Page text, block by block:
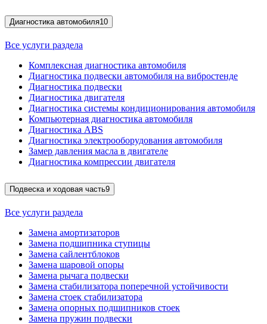
Диагностика автомобиля10
Все услуги раздела
Комплексная диагностика автомобиля
Диагностика подвески автомобиля на вибростенде
Диагностика подвески
Диагностика двигателя
Диагностика системы кондиционирования автомобиля
Компьютерная диагностика автомобиля
Диагностика ABS
Диагностика электрооборудования автомобиля
Замер давления масла в двигателе
Диагностика компрессии двигателя
Подвеска и ходовая часть9
Все услуги раздела
Замена амортизаторов
Замена подшипника ступицы
Замена сайлентблоков
Замена шаровой опоры
Замена рычага подвески
Замена стабилизатора поперечной устойчивости
Замена стоек стабилизатора
Замена опорных подшипников стоек
Замена пружин подвески